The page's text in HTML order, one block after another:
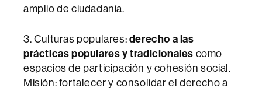
amplio de ciudadanía.
3. Culturas populares:derecho a las
prácticas populares y tradicionales como
espacios de participación y cohesión social.
Misión: fortalecer y consolidar el derecho a